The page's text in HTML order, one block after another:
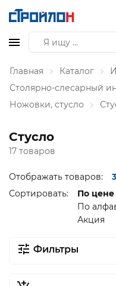
Главная Каталог
Столярно-слесарный
Ножовки, стусло
Стусло
17 товаров
Отображать товаров:
Сортировать:
По цене
По
Акция
Фильтры